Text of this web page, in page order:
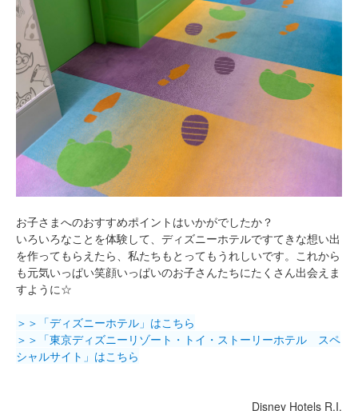
お子さまへのおすすめポイントはいかがでしたか？
いろいろなことを体験して、ディズニーホテルですてきな想い出
を作ってもらえたら、私たちもとってもうれしいです。これから
も元気いっぱい笑顔いっぱいのお子さんたちにたくさん出会えま
すように☆
＞＞「ディズニーホテル」はこちら
＞＞「東京ディズニーリゾート・トイ・ストーリーホテル スペ
シャルサイト」はこちら
Disney Hotels R.I.